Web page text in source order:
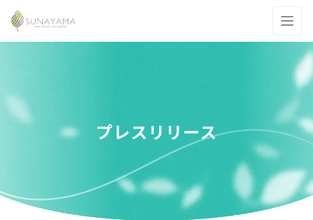
プレスリリース